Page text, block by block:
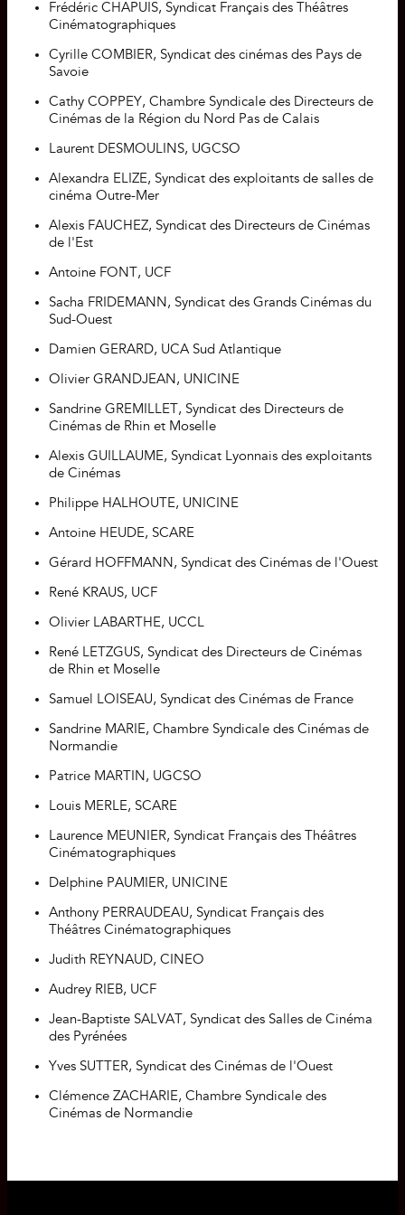
Frédéric CHAPUIS, Syndicat Français des Théâtres
Cinématographiques
Cyrille COMBIER, Syndicat des cinémas des Pays de
Savoie
Cathy COPPEY, Chambre Syndicale des Directeurs de
Cinémas de la Région du Nord Pas de Calais
Laurent DESMOULINS, UGCSO
Alexandra ELIZE, Syndicat des exploitants de salles de
cinéma Outre-Mer
Alexis FAUCHEZ, Syndicat des Directeurs de Cinémas
de l'Est
Antoine FONT, UCF
Sacha FRIDEMANN, Syndicat des Grands Cinémas du
Sud-Ouest
Damien GERARD, UCA Sud Atlantique
Olivier GRANDJEAN, UNICINE
Sandrine GREMILLET, Syndicat des Directeurs de
Cinémas de Rhin et Moselle
Alexis GUILLAUME, Syndicat Lyonnais des exploitants
de Cinémas
Philippe HALHOUTE, UNICINE
Antoine HEUDE, SCARE
Gérard HOFFMANN, Syndicat des Cinémas de l'Ouest
René KRAUS, UCF
Olivier LABARTHE, UCCL
René LETZGUS, Syndicat des Directeurs de Cinémas
de Rhin et Moselle
Samuel LOISEAU, Syndicat des Cinémas de France
Sandrine MARIE, Chambre Syndicale des Cinémas de
Normandie
Patrice MARTIN, UGCSO
Louis MERLE, SCARE
Laurence MEUNIER, Syndicat Français des Théâtres
Cinématographiques
Delphine PAUMIER, UNICINE
Anthony PERRAUDEAU, Syndicat Français des
Théâtres Cinématographiques
Judith REYNAUD, CINEO
Audrey RIEB, UCF
Jean-Baptiste SALVAT, Syndicat des Salles de Cinéma
des Pyrénées
Yves SUTTER, Syndicat des Cinémas de l'Ouest
Clémence ZACHARIE, Chambre Syndicale des
Cinémas de Normandie